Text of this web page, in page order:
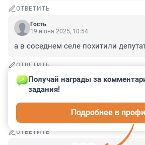
ОТВЕТИТЬ
Гость
19 июня 2025, 10:54
а в соседнем селе похитили
ОТВЕТИТЬ
Гость
19 июня 2025, 10:51
Это платное обучение, хоть Питер
молодой доверчивый, а вас тут
ОТВЕТИТЬ
Получай награды за
задания!
Подробнее в